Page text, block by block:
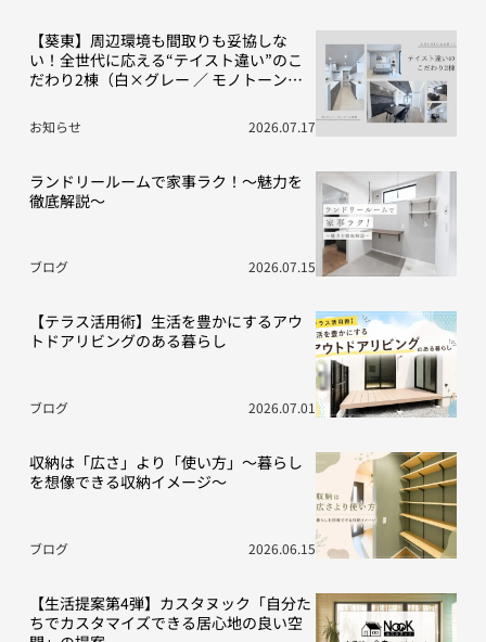
【葵東】周辺環境も間取りも妥協しな
い！全世代に応える“テイスト違い”のこ
だわり2棟（白×グレー ／ モノトーン空
お知らせ 2026.07.17
ランドリールームで家事ラク！～魅力を
徹底解説～
ブログ 2026.07.15
【テラス活用術】生活を豊かにするアウ
トドアリビングのある暮らし
ブログ 2026.07.01
収納は「広さ」より「使い方」～暮らし
を想像できる収納イメージ～
ブログ 2026.06.15
【生活提案第4弾】カスタヌック「自分た
ちでカスタマイズできる居心地の良い空